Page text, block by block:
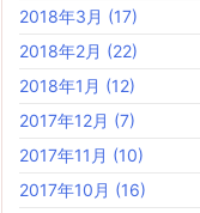
2018年3月 (17)
2018年2月 (22)
2018年1月 (12)
2017年12月 (7)
2017年11月 (10)
2017年10月 (16)